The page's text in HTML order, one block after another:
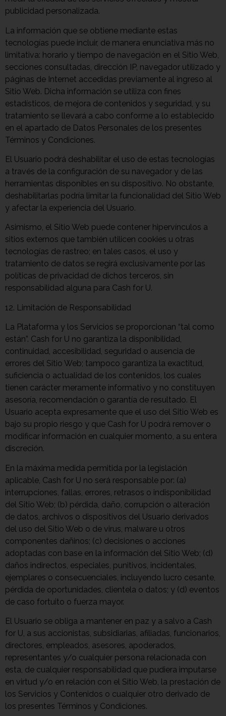
publicidad personalizada.
La información que se obtiene mediante estas
tecnologías puede incluir, de manera enunciativa más no
limitativa: horario y tiempo de navegación en el Sitio Web,
secciones consultadas, dirección IP, navegador utilizado y
páginas de Internet accedidas previamente al ingreso al
Sitio Web. Dicha información se utiliza con fines
estadísticos, de mejora de contenidos y seguridad, y su
tratamiento se llevará a cabo conforme a lo establecido
en el apartado de Datos Personales de los presentes
Términos y Condiciones.
El Usuario podrá deshabilitar el uso de estas tecnologías
a través de la configuración de su navegador y de las
herramientas disponibles en su dispositivo. No obstante,
deshabilitarlas podría limitar la funcionalidad del Sitio Web
y afectar la experiencia del Usuario.
Asimismo, el Sitio Web puede contener hipervínculos a
sitios externos que también utilicen cookies u otras
tecnologías de rastreo; en tales casos, el uso y
tratamiento de datos se regirá exclusivamente por las
políticas de privacidad de dichos terceros, sin
responsabilidad alguna para Cash for U.
12. Limitación de Responsabilidad
La Plataforma y los Servicios se proporcionan “tal como
están”. Cash for U no garantiza la disponibilidad,
continuidad, accesibilidad, seguridad o ausencia de
errores del Sitio Web; tampoco garantiza la exactitud,
suficiencia o actualidad de los contenidos, los cuales
tienen carácter meramente informativo y no constituyen
asesoría, recomendación o garantía de resultado. El
Usuario acepta expresamente que el uso del Sitio Web es
bajo su propio riesgo y que Cash for U podrá remover o
modificar información en cualquier momento, a su entera
discreción.
En la máxima medida permitida por la legislación
aplicable, Cash for U no será responsable por: (a)
interrupciones, fallas, errores, retrasos o indisponibilidad
del Sitio Web; (b) pérdida, daño, corrupción o alteración
de datos, archivos o dispositivos del Usuario derivados
del uso del Sitio Web o de virus, malware u otros
componentes dañinos; (c) decisiones o acciones
adoptadas con base en la información del Sitio Web; (d)
daños indirectos, especiales, punitivos, incidentales,
ejemplares o consecuenciales, incluyendo lucro cesante,
pérdida de oportunidades, clientela o datos; y (d) eventos
de caso fortuito o fuerza mayor.
El Usuario se obliga a mantener en paz y a salvo a Cash
for U, a sus accionistas, subsidiarias, afiliadas, funcionarios,
directores, empleados, asesores, apoderados,
representantes y/o cualquier persona relacionada con
esta, de cualquier responsabilidad que pudiera imputarse
en virtud y/o en relación con el Sitio Web, la prestación de
los Servicios y Contenidos o cualquier otro derivado de
los presentes Términos y Condiciones.